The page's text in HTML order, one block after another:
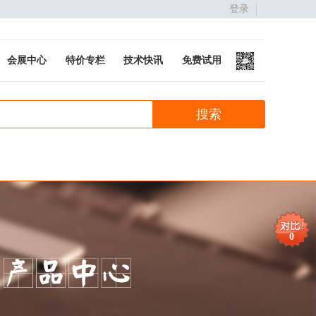
登录
会展中心 特价专栏 技术快讯 免费试用
0